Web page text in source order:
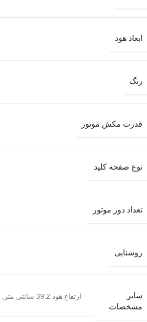
ابعاد هود
رنگ
قدرت مکش موتور
نوع صفحه کلید
تعداد دور موتور
روشنایی
سایر
مشخصات
ارتفاع هود 39.2 سانتی متر ,